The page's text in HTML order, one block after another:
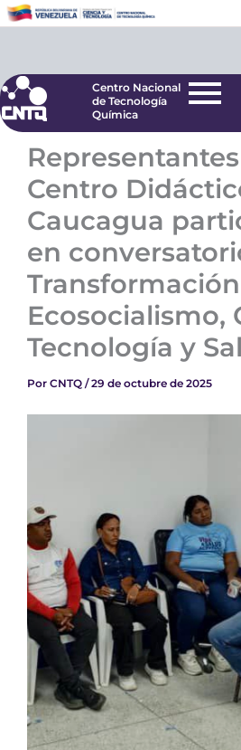
al
Centro Nacional
de Tecnología
Centro Nacional
de Tecnología
Química
Centro
Caucagua
en
Ecosocialismo,
Tecnología y
Por CNTQ /29 de octubre de 2025